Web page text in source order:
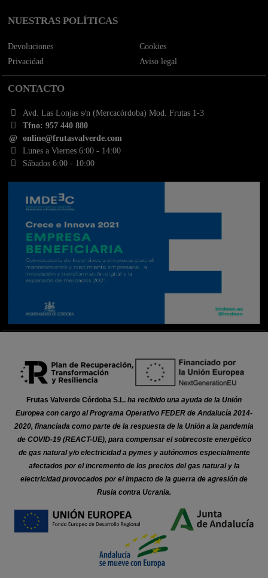
NUESTRAS POLÍTICAS
Devoluciones
Privacidad
Cookies
Aviso legal
CONTACTO
Avd. Las Lonjas s/n (Mercacórdoba) Mod. Frutas 1-3
Tfno: 957 440 880
online@frutasvalverde.com
Lunes a Viernes 6:00 - 14:00
Sábados 6:00 - 10:00
Frutas Valverde Córdoba S.L. ha recibido una ayuda de la Unión
Europea con cargo al Programa Operativo FEDER de Andalucía 2014-
2020, financiada como parte de la respuesta de la Unión a la pandemia
de COVID-19 (REACT-UE), para compensar el sobrecoste energético
de gas natural y/o electricidad a pymes y autónomos especialmente
afectados por el incremento de los precios del gas natural y la
electricidad provocados por el impacto de la guerra de agresión de
Rusia contra Ucrania.